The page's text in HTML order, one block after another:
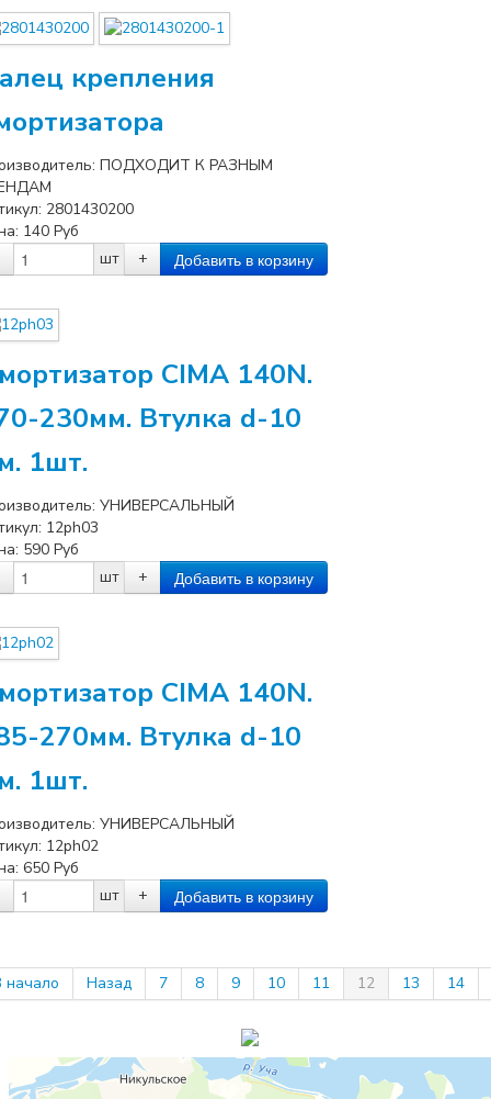
крепления
ПОДХОДИТ К РАЗНЫМ
2801430200
140 Руб
шт
+
CIMA 140N.
230мм. Втулка d-10
1шт.
УНИВЕРСАЛЬНЫЙ
12ph03
590 Руб
шт
+
CIMA 140N.
270мм. Втулка d-10
1шт.
УНИВЕРСАЛЬНЫЙ
12ph02
650 Руб
шт
+
начало Назад 7 8 9 10 11 12 13 14